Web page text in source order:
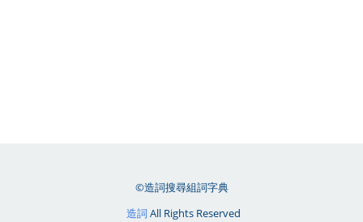
©造詞搜尋組詞字典
造詞 All Rights Reserved